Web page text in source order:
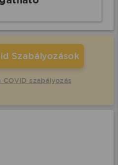
Szabályozások
szabályozás